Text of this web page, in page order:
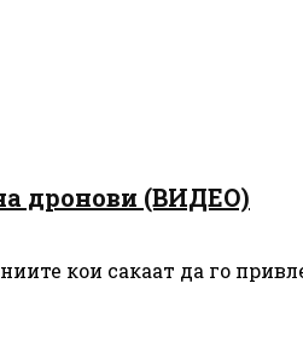
дронови (ВИДЕО)
кои сакаат да го